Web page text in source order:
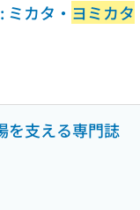
カタ・ ヨミカタ
を支える専門誌